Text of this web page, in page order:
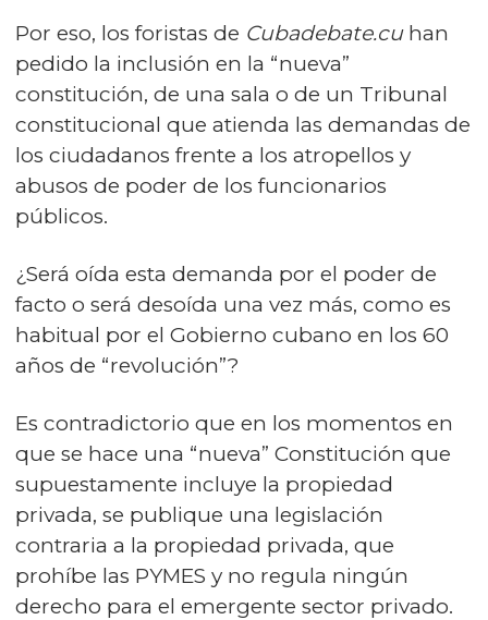
Por eso, los foristas de Cubadebate.cuhan
pedido la inclusión en la “nueva”
constitución, de una sala o de un Tribunal
constitucional que atienda las demandas de
los ciudadanos frente a los atropellos y
abusos de poder de los funcionarios
públicos.
¿Será oída esta demanda por el poder de
facto o será desoída una vez más, como es
habitual por el Gobierno cubano en los 60
años de “revolución”?
Es contradictorio que en los momentos en
que se hace una “nueva” Constitución que
supuestamente incluye la propiedad
privada, se publique una legislación
contraria a la propiedad privada, que
prohíbe las PYMES y no regula ningún
derecho para el emergente sector privado.